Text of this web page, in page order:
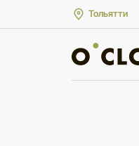
Тольятти